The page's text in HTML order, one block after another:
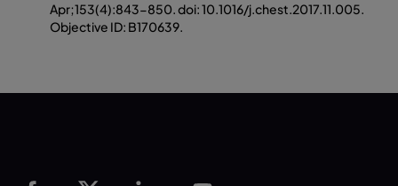
Apr;153(4):843-850. doi: 10.1016/j.chest.2017.11.005.
Objective ID: B170639.